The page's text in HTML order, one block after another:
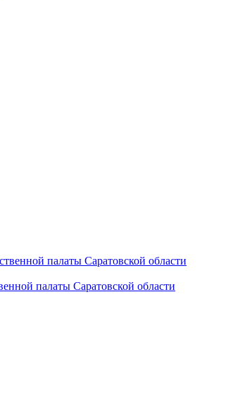
палаты Саратовской области